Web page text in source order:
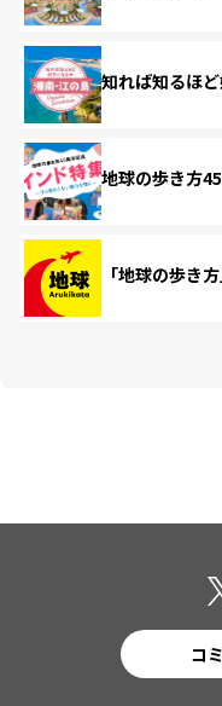
知れば知るほ
地球の歩き方
「地球の歩き
コ